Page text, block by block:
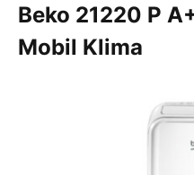
Beko 21220 P
Mobil Klima